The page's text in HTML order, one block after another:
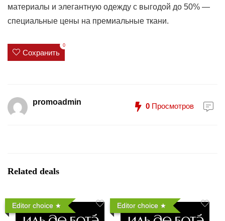
материалы и элегантную одежду с выгодой до 50% —
специальные цены на премиальные ткани.
Сохранить
0
promoadmin 0 Просмотров
Related deals
Editor choice Editor choice